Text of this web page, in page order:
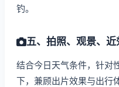
钓。
五、拍照、观景、近
结合今日天气条件，针对
下，兼顾出片效果与出行